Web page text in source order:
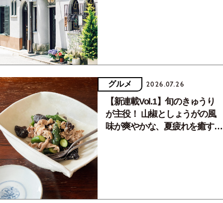
グルメ 2026.07.26
【新連載Vol.1】旬のきゅうり
が主役！ 山椒としょうがの風
味が爽やかな、夏疲れを癒す10